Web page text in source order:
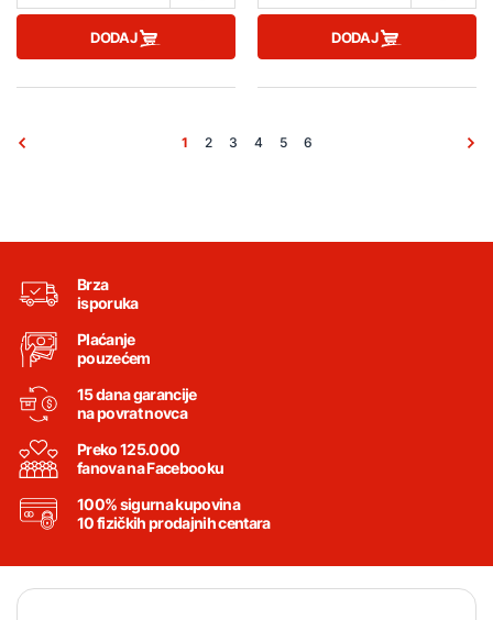
DODAJ DODAJ
1 2 3 4 5 6
Brza
isporuka
Plaćanje
pouzećem
15 dana garancije
na povrat novca
Preko 125.000
fanova na Facebooku
100% sigurna kupovina
10 fizičkih prodajnih centara